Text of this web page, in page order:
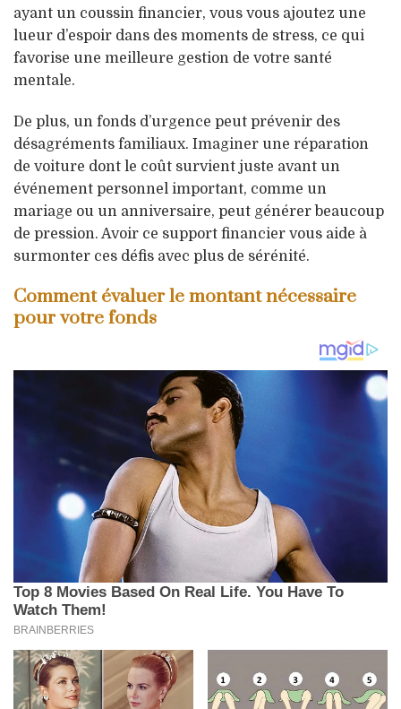
ayant un coussin financier, vous vous ajoutez une
lueur d’espoir dans des moments de stress, ce qui
favorise une meilleure gestion de votre santé
mentale.
De plus, un fonds d’urgence peut prévenir des
désagréments familiaux. Imaginer une réparation
de voiture dont le coût survient juste avant un
événement personnel important, comme un
mariage ou un anniversaire, peut générer beaucoup
de pression. Avoir ce support financier vous aide à
surmonter ces défis avec plus de sérénité.
Comment évaluer le montant nécessaire
pour votre fonds